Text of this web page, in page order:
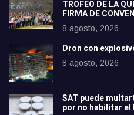
TROFEO DE LA
FIRMA DE
8 agosto, 2026
Dron con
8 agosto, 2026
SAT puede
por no habilitar